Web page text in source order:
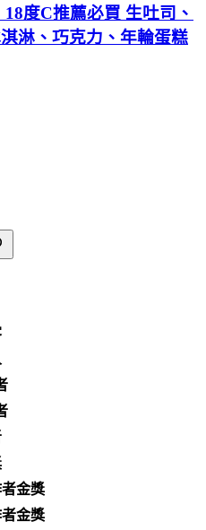
度C推薦必買 生吐司、
淋、巧克力、年輪蛋糕
金獎
金獎